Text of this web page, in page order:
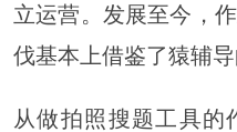
立运营。发展至今，
伐基本上借鉴了猿辅导
从做拍照搜题工具的